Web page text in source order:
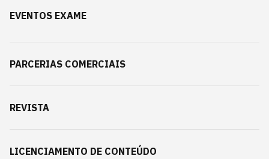
EVENTOS EXAME
PARCERIAS COMERCIAIS
REVISTA
LICENCIAMENTO DE CONTEÚDO